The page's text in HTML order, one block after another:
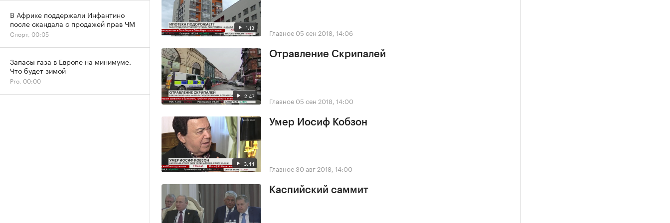
1:13 Главное 05 сен 2018, 14:06
2:47
Отравление Скрипалей
Главное 05 сен 2018, 14:00
3:44
Умер Иосиф Кобзон
Главное30 авг 2018, 14:00
Каспийский саммит
В Африке поддержали Инфантино
после скандала с продажей прав ЧМ
Спорт, 00:05
Запасы газа в Европе на минимуме.
Что будет зимой
Pro, 00:00